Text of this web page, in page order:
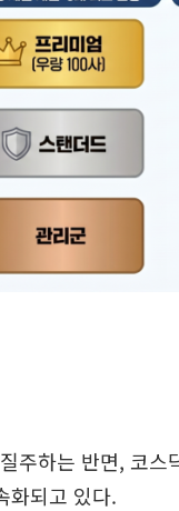
주하는 반면, 코스
화되고 있다.